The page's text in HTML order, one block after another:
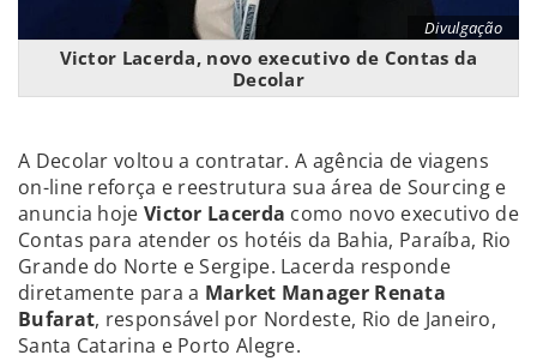
Divulgação
Victor Lacerda, novo executivo de Contas da
Decolar
A Decolar voltou a contratar. A agência de viagens
on-line reforça e reestrutura sua área de Sourcing e
anuncia hoje Victor Lacerda como novo executivo de
Contas para atender os hotéis da Bahia, Paraíba, Rio
Grande do Norte e Sergipe. Lacerda responde
diretamente para a Market Manager Renata
Bufarat, responsável por Nordeste, Rio de Janeiro,
Santa Catarina e Porto Alegre.